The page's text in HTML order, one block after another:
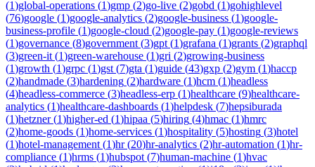
(1)global-operations (1)gmp (2)go-live (2)gobd (1)gohighlevel
(76)google (1)google-analytics (2)google-business (1)google-
business-profile (1)google-cloud (2)google-pay (1)google-reviews
(1)governance (8)government (3)gpt (1)grafana (1)grants (2)graphql
(3)green-it (1)green-warehouse (1)gri (2)growing-business
(1)growth (1)grpc (1)gst (7)gta (1)guide (43)gxp (2)gym (1)haccp
(2)handmade (3)hardening (2)hardware (1)hcm (1)headless
(4)headless-commerce (3)headless-erp (1)healthcare (9)healthcare-
analytics (1)healthcare-dashboards (1)helpdesk (7)hepsiburada
(1)hetzner(1)higher-ed (1)hipaa (5)hiring (4)hmac (1)hmrc
(2)home-goods (1)home-services (1)hospitality (5)hosting (3)hotel
(1)hotel-management (1)hr(20)hr-analytics (2)hr-automation (1)hr-
compliance (1)hrms (1)hubspot (7)human-machine (1)hvac